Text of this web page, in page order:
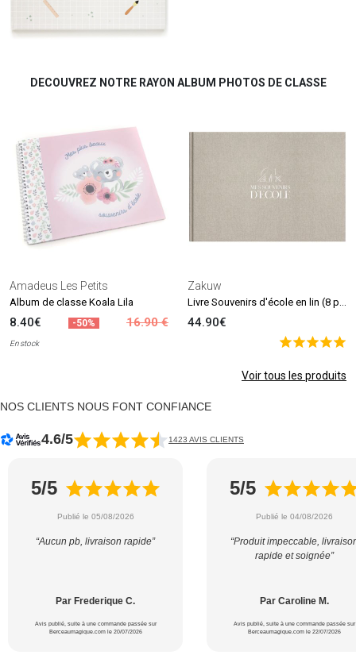
DECOUVREZ NOTRE RAYON ALBUM PHOTOS DE CLASSE
Amadeus Les Petits
Album de classe Koala Lila
8.40€ -50% 16.90 €
En stock
Zakuw
44.90€
Voir tous les produits
NOS CLIENTS NOUS FONT CONFIANCE
4.6/5 1423 AVIS CLIENTS
5/5
Publié le 05/08/2026
“Aucun pb, livraison rapide”
Par Frederique C.
Avis publié, suite à une commande passée sur
Berceaumagique.com le 20/07/2026
5/5
Publié le 04/08/2026
“Produit impeccable,
rapide et soignée”
Par Caroline M.
Avis publié, suite à une commande passée sur
Berceaumagique.com le 22/07/2026